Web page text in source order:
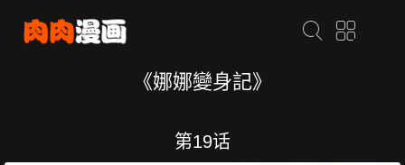
《娜娜變身記》
第19话